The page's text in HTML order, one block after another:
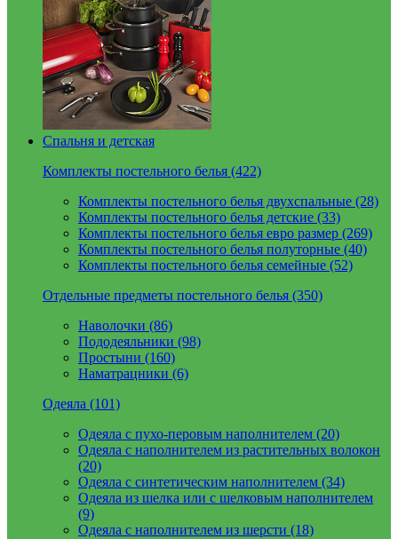
Спальня и детская
Комплекты постельного белья (422)
Комплекты постельного белья двухспальные (28)
Комплекты постельного белья детские (33)
Комплекты постельного белья евро размер (269)
Комплекты постельного белья полуторные (40)
Комплекты постельного белья семейные (52)
Отдельные предметы постельного белья (350)
Наволочки (86)
Пододеяльники (98)
Простыни (160)
Наматрацники (6)
Одеяла (101)
Одеяла с пухо-перовым наполнителем (20)
Одеяла с наполнителем из растительных волокон
(20)
Одеяла с синтетическим наполнителем (34)
Одеяла из шелка или с шелковым наполнителем
(9)
Одеяла с наполнителем из шерсти (18)